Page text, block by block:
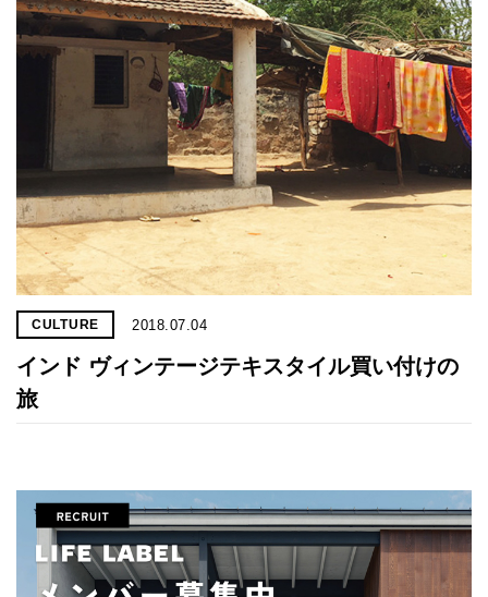
CULTURE 2018.07.04
インド ヴィンテージテキスタイル買い付けの
旅